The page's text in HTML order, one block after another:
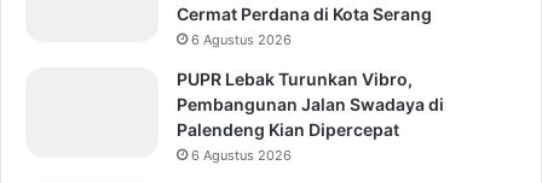
Cermat Perdana di Kota Serang
6 Agustus 2026
PUPR Lebak Turunkan Vibro,
Pembangunan Jalan Swadaya di
Palendeng Kian Dipercepat
6 Agustus 2026